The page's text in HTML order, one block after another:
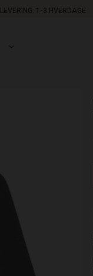
LEVERING: 1-3 HVERDAGE